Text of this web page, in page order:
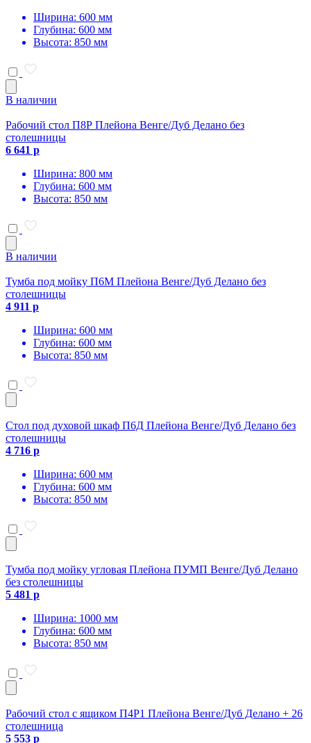
Ширина: 600 мм
Глубина: 600 мм
Высота: 850 мм
В наличии
Рабочий стол П8Р Плейона Венге/Дуб Делано без
столешницы
6 641 р
Ширина: 800 мм
Глубина: 600 мм
Высота: 850 мм
В наличии
Тумба под мойку П6М Плейона Венге/Дуб Делано без
столешницы
4 911 р
Ширина: 600 мм
Глубина: 600 мм
Высота: 850 мм
Стол под духовой шкаф П6Д Плейона Венге/Дуб Делано без
столешницы
4 716 р
Ширина: 600 мм
Глубина: 600 мм
Высота: 850 мм
Тумба под мойку угловая Плейона ПУМП Венге/Дуб Делано
без столешницы
5 481 р
Ширина: 1000 мм
Глубина: 600 мм
Высота: 850 мм
Рабочий стол с ящиком П4Р1 Плейона Венге/Дуб Делано + 26
столешница
5 553 р